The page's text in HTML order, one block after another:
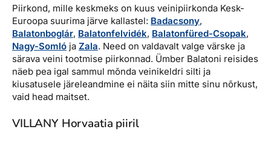
Piirkond, mille keskmeks on kuus veinipiirkonda Kesk-
Euroopa suurima järve kallastel: Badacsony,
Balatonboglár, Balatonfelvidék, Balatonfüred-Csopak,
Nagy-Somló ja Zala. Need on valdavalt valge värske ja
särava veini tootmise piirkonnad. Ümber Balatoni reisides
näeb pea igal sammul mõnda veinikeldri silti ja
kiusatusele järeleandmine ei näita siin mitte sinu nõrkust,
vaid head maitset.
VILLANY Horvaatia piiril